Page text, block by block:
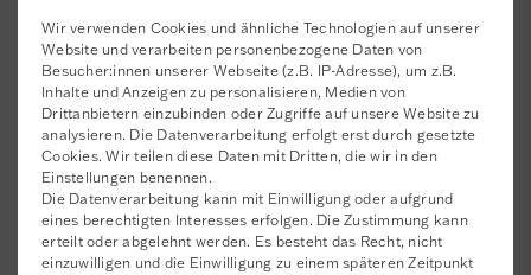
38,35 € 23,15 €
771,67 € / Liter, inkl. MwSt.
Wir verwenden Cookies und ähnliche Technologien auf unserer
Website und verarbeiten personenbezogene Daten von
Besucher:innen unserer Webseite (z.B. IP-Adresse), um z.B.
Inhalte und Anzeigen zu personalisieren, Medien von
Drittanbietern einzubinden oder Zugriffe auf unsere Website zu
analysieren. Die Datenverarbeitung erfolgt erst durch gesetzte
Cookies. Wir teilen diese Daten mit Dritten, die wir in den
Einstellungen benennen.
Die Datenverarbeitung kann mit Einwilligung oder aufgrund
eines berechtigten Interesses erfolgen. Die Zustimmung kann
erteilt oder abgelehnt werden. Es besteht das Recht, nicht
einzuwilligen und die Einwilligung zu einem späteren Zeitpunkt